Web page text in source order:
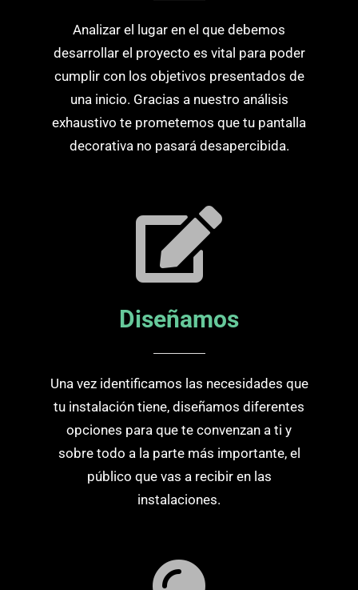
Analizar el lugar en el que debemos
desarrollar el proyecto es vital para poder
cumplir con los objetivos presentados de
una inicio. Gracias a nuestro análisis
exhaustivo te prometemos que tu pantalla
decorativa no pasará desapercibida.
Diseñamos
Una vez identificamos las necesidades que
tu instalación tiene, diseñamos diferentes
opciones para que te convenzan a ti y
sobre todo a la parte más importante, el
público que vas a recibir en las
instalaciones.